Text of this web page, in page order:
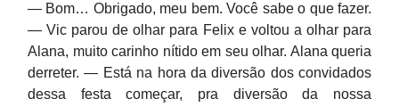
— Bom… Obrigado, meu bem. Você sabe o que fazer.
— Vic parou de olhar para Felix e voltou a olhar para
Alana, muito carinho nítido em seu olhar. Alana queria
derreter. — Está na hora da diversão dos convidados
dessa festa começar, pra diversão da nossa